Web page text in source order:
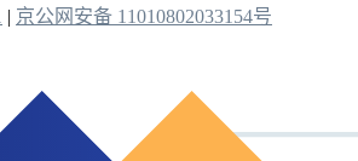
| 京公网安备 11010802033154号